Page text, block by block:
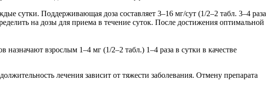
сутки. Поддерживающая доза составляет 3–16 мг/сут (1/2–2 табл. 3–4 раза
на дозы для приема в течение суток. После достижения оптимальной
назначают взрослым 1–4 мг (1/2–2 табл.) 1–4 раза в сутки в качестве
лечения зависит от тяжести заболевания. Отмену препарата